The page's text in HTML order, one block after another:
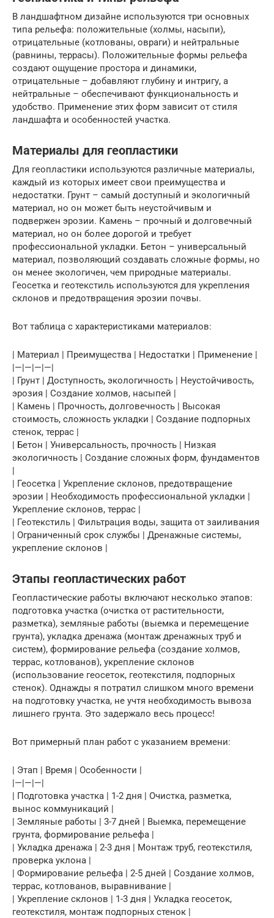
В ландшафтном дизайне используются три основных
типа рельефа: положительные (холмы, насыпи),
отрицательные (котлованы, овраги) и нейтральные
(равнины, террасы). Положительные формы рельефа
создают ощущение простора и динамики,
отрицательные – добавляют глубину и интригу, а
нейтральные – обеспечивают функциональность и
удобство. Применение этих форм зависит от стиля
ландшафта и особенностей участка.
Материалы для геопластики
Для геопластики используются различные материалы,
каждый из которых имеет свои преимущества и
недостатки. Грунт – самый доступный и экологичный
материал, но он может быть неустойчивым и
подвержен эрозии. Камень – прочный и долговечный
материал, но он более дорогой и требует
профессиональной укладки. Бетон – универсальный
материал, позволяющий создавать сложные формы, но
он менее экологичен, чем природные материалы.
Геосетка и геотекстиль используются для укрепления
склонов и предотвращения эрозии почвы.
Вот таблица с характеристиками материалов:
| Материал | Преимущества | Недостатки | Применение |
|—|—|—|—|
| Грунт | Доступность, экологичность | Неустойчивость,
эрозия | Создание холмов, насыпей |
| Камень | Прочность, долговечность | Высокая
стоимость, сложность укладки | Создание подпорных
стенок, террас |
| Бетон | Универсальность, прочность | Низкая
экологичность | Создание сложных форм, фундаментов
|
| Геосетка | Укрепление склонов, предотвращение
эрозии | Необходимость профессиональной укладки |
Укрепление склонов, террас |
| Геотекстиль | Фильтрация воды, защита от заиливания
| Ограниченный срок службы | Дренажные системы,
укрепление склонов |
Этапы геопластических работ
Геопластические работы включают несколько этапов:
подготовка участка (очистка от растительности,
разметка), земляные работы (выемка и перемещение
грунта), укладка дренажа (монтаж дренажных труб и
систем), формирование рельефа (создание холмов,
террас, котлованов), укрепление склонов
(использование геосеток, геотекстиля, подпорных
стенок). Однажды я потратил слишком много времени
на подготовку участка, не учтя необходимость вывоза
лишнего грунта. Это задержало весь процесс!
Вот примерный план работ с указанием времени:
| Этап | Время | Особенности |
|—|—|—|
| Подготовка участка | 1-2 дня | Очистка, разметка,
вынос коммуникаций |
| Земляные работы | 3-7 дней | Выемка, перемещение
грунта, формирование рельефа |
| Укладка дренажа | 2-3 дня | Монтаж труб, геотекстиля,
проверка уклона |
| Формирование рельефа | 2-5 дней | Создание холмов,
террас, котлованов, выравнивание |
| Укрепление склонов | 1-3 дня | Укладка геосеток,
геотекстиля, монтаж подпорных стенок |